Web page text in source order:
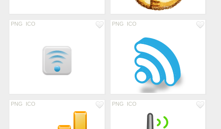
PNG ICO PNG ICO
PNG ICO PNG ICO